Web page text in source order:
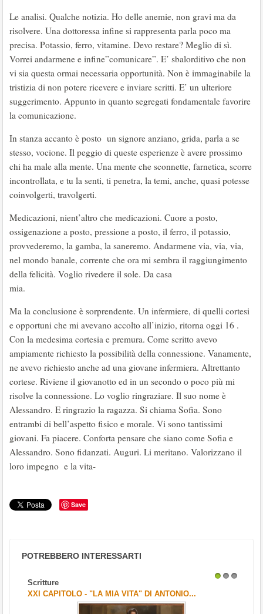
Le analisi. Qualche notizia. Ho delle anemie, non gravi ma da
risolvere. Una dottoressa infine si rappresenta parla poco ma
precisa. Potassio, ferro, vitamine. Devo restare? Meglio di sì.
Vorrei andarmene e infine”comunicare”. E’ sbalorditivo che non
vi sia questa ormai necessaria opportunità. Non è immaginabile la
tristizia di non potere ricevere e inviare scritti. E’ un ulteriore
suggerimento. Appunto in quanto segregati fondamentale favorire
la comunicazione.
In stanza accanto è posto un signore anziano, grida, parla a se
stesso, vocione. Il peggio di queste esperienze è avere prossimo
chi ha male alla mente. Una mente che sconnette, farnetica, scorre
incontrollata, e tu la senti, ti penetra, la temi, anche, quasi potesse
coinvolgerti, travolgerti.
Medicazioni, nient’altro che medicazioni. Cuore a posto,
ossigenazione a posto, pressione a posto, il ferro, il potassio,
provvederemo, la gamba, la saneremo. Andarmene via, via, via,
nel mondo banale, corrente che ora mi sembra il raggiungimento
della felicità. Voglio rivedere il sole. Da casa
mia.
Ma la conclusione è sorprendente. Un infermiere, di quelli cortesi
e opportuni che mi avevano accolto all’inizio, ritorna oggi 16 .
Con la medesima cortesia e premura. Come scritto avevo
ampiamente richiesto la possibilità della connessione. Vanamente,
ne avevo richiesto anche ad una giovane infermiera. Altrettanto
cortese. Riviene il giovanotto ed in un secondo o poco più mi
risolve la connessione. Lo voglio ringraziare. Il suo nome è
Alessandro. E ringrazio la ragazza. Si chiama Sofia. Sono
entrambi di bell’aspetto fisico e morale. Vi sono tantissimi
giovani. Fa piacere. Conforta pensare che siano come Sofia e
Alessandro. Sono fidanzati. Auguri. Li meritano. Valorizzano il
loro impegno e la vita-
Save
POTREBBERO INTERESSARTI
Scritture
XXI CAPITOLO - "LA MIA VITA" DI ANTONIO...